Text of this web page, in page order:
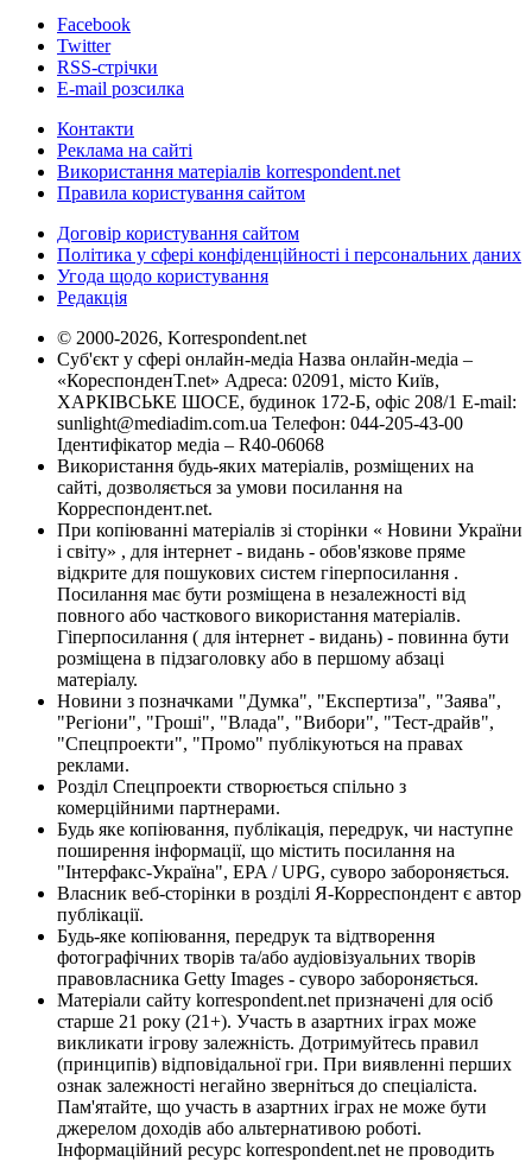
Facebook
Twitter
RSS-стрічки
E-mail розсилка
Контакти
Реклама на сайті
Використання матеріалів korrespondent.net
Правила користування сайтом
Договір користування сайтом
Політика у сфері конфіденційності і персональних даних
Угода щодо користування
Редакція
© 2000-2026, Korrespondent.net
Суб'єкт у сфері онлайн-медіа Назва онлайн-медіа –
«КореспонденТ.net» Адреса: 02091, місто Київ,
ХАРКІВСЬКЕ ШОСЕ, будинок 172-Б, офіс 208/1 E-mail:
sunlight@mediadim.com.ua Телефон: 044-205-43-00
Ідентифікатор медіа – R40-06068
Використання будь-яких матеріалів, розміщених на
сайті, дозволяється за умови посилання на
Корреспондент.net.
При копіюванні матеріалів зі сторінки « Новини України
і світу» , для інтернет - видань - обов'язкове пряме
відкрите для пошукових систем гіперпосилання .
Посилання має бути розміщена в незалежності від
повного або часткового використання матеріалів.
Гіперпосилання ( для інтернет - видань) - повинна бути
розміщена в підзаголовку або в першому абзаці
матеріалу.
Новини з позначками "Думка", "Експертиза", "Заява",
"Регіони", "Гроші", "Влада", "Вибори", "Тест-драйв",
"Спецпроекти", "Промо" публікуються на правах
реклами.
Розділ Спецпроекти створюється спільно з
комерційними партнерами.
Будь яке копіювання, публікація, передрук, чи наступне
поширення інформації, що містить посилання на
"Інтерфакс-Україна", EPA / UPG, суворо забороняється.
Власник веб-сторінки в розділі Я-Корреспондент є автор
публікації.
Будь-яке копіювання, передрук та відтворення
фотографічних творів та/або аудіовізуальних творів
правовласника Getty Images - суворо забороняється.
Матеріали сайту korrespondent.net призначені для осіб
старше 21 року (21+). Участь в азартних іграх може
викликати ігрову залежність. Дотримуйтесь правил
(принципів) відповідальної гри. При виявленні перших
ознак залежності негайно зверніться до спеціаліста.
Пам'ятайте, що участь в азартних іграх не може бути
джерелом доходів або альтернативою роботі.
Інформаційний ресурс korrespondent.net не проводить